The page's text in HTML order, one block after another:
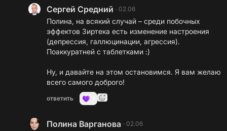
Сергей Средний · 02.06
Полина, на всякий случай – среди побочных
эффектов Зиртека есть изменение настроения
(депрессия, галлюцинации, агрессия).
Поаккуратней с таблетками :)
Ну, и давайте на этом остановимся. Я вам желаю
всего самого доброго!
ответить
Полина Варганова · 02.06